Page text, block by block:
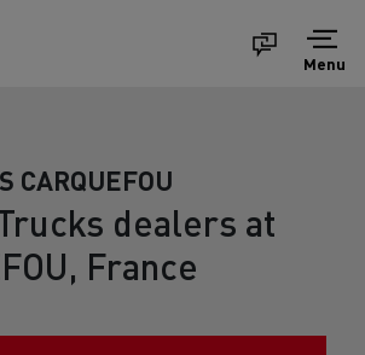
Menu
CARQUEFOU
dealers at
France